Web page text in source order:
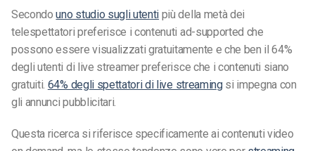
Secondouno studio sugli utenti più della metà dei
telespettatori preferisce i contenuti ad-supported che
possono essere visualizzati gratuitamente e che ben il 64%
degli utenti di live streamer preferisce che i contenuti siano
gratuiti. 64% degli spettatori di live streamingsi impegna con
gli annunci pubblicitari.
Questa ricerca si riferisce specificamente ai contenuti video